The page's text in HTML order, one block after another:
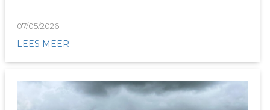
07/05/2026
LEES MEER